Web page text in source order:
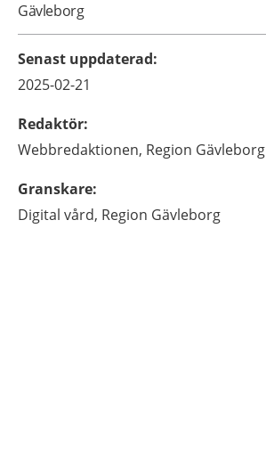
Gävleborg
Senast uppdaterad:
2025-02-21
Redaktör:
Webbredaktionen, Region Gävleborg
Granskare:
Digital vård, Region Gävleborg